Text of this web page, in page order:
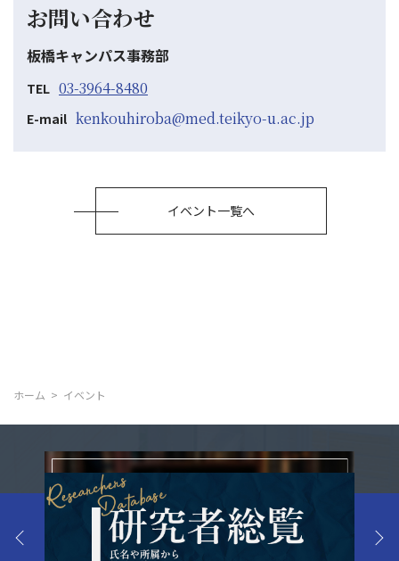
お問い合わせ
板橋キャンパス事務部
TEL 03-3964-8480
E-mail kenkouhiroba@med.teikyo-u.ac.jp
イベント一覧へ
ホーム イベント